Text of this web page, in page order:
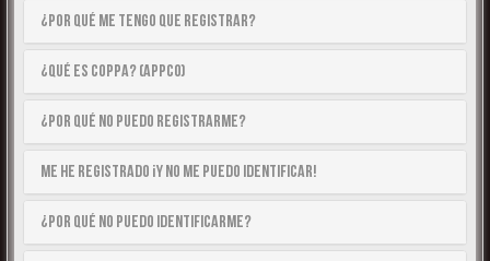
¿Por qué me tengo que registrar?
¿Qué es COPPA? (APPCO)
¿Por qué no puedo registrarme?
Me he registrado ¡y no me puedo identificar!
¿Por qué no puedo identificarme?